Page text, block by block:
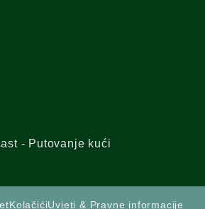
- Putovanje kući
KolačićiUvjeti & Pravne informacije